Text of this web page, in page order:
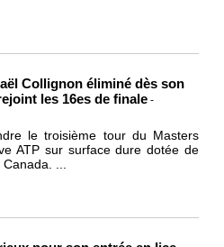
Collignon éliminé dès son
les 16es de finale -
le troisième tour du Masters
ATP sur surface dure dotée de
...